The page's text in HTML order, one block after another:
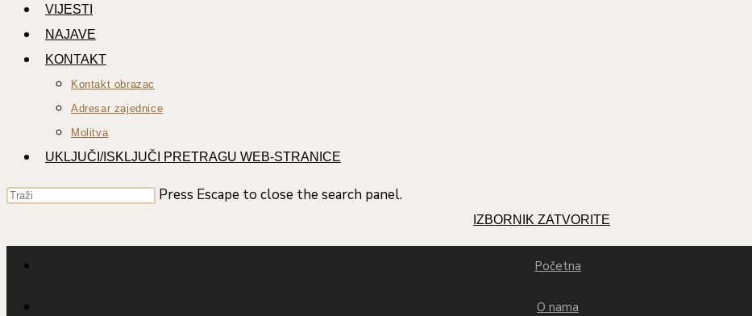
VIJESTI
NAJAVE
KONTAKT
Kontakt obrazac
Adresar zajednice
Molitva
UKLJUČI/ISKLJUČI PRETRAGU WEB-STRANICE
Press Escape to close the search panel.
IZBORNIK ZATVORITE
Početna
O nama